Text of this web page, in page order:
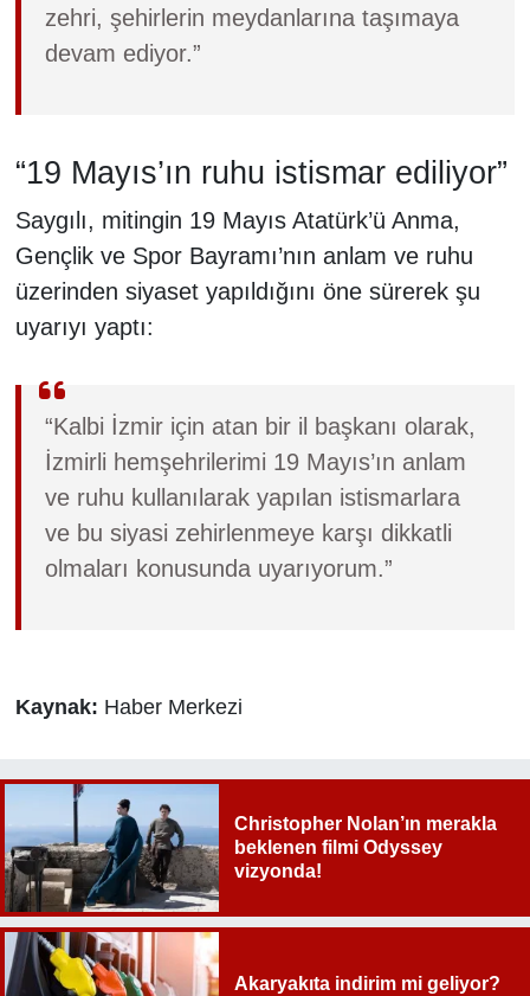
zehri, şehirlerin meydanlarına taşımaya
devam ediyor.”
“19 Mayıs’ın ruhu istismar ediliyor”
Saygılı, mitingin 19 Mayıs Atatürk’ü Anma,
Gençlik ve Spor Bayramı’nın anlam ve ruhu
üzerinden siyaset yapıldığını öne sürerek şu
uyarıyı yaptı:
“Kalbi İzmir için atan bir il başkanı olarak,
İzmirli hemşehrilerimi 19 Mayıs’ın anlam
ve ruhu kullanılarak yapılan istismarlara
ve bu siyasi zehirlenmeye karşı dikkatli
olmaları konusunda uyarıyorum.”
Kaynak: Haber Merkezi
Christopher Nolan’ın merakla
beklenen filmi Odyssey
vizyonda!
Akaryakıta indirim mi geliyor?